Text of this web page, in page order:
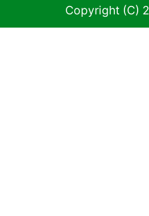
Copyright (C)